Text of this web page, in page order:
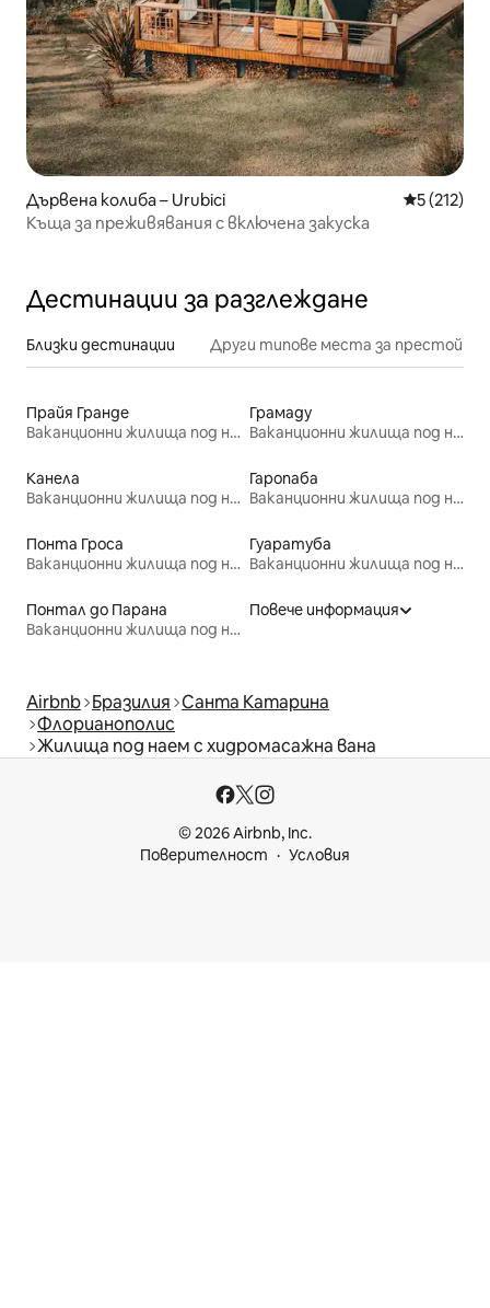
Дървена колиба – Urubici Средна
5 (212)
Къща за преживявания с включена закуска
Дестинации за разглеждане
Близки дестинации Други типове места за престой
Прайя Гранде
Ваканционни жилища под наем
Грамаду
Ваканционни жилища под наем
Канела
Ваканционни жилища под наем
Гаропаба
Ваканционни жилища под наем
Понта Гроса
Ваканционни жилища под наем
Гуаратуба
Ваканционни жилища под наем
Понтал до Парана
Ваканционни жилища под наем
Повече информация
Airbnb Бразилия Санта Катарина
Флорианополис
Жилища под наем с хидромасажна вана
© 2026 Airbnb, Inc.
Поверителност
Условия